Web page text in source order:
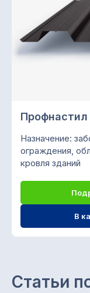
Назначение:
ограждения,
кровля зданий
В
Статьи
Наш офис:
г. Казань, ул.
офис 203
Подписывайтесь на
О компании
Мы предлагаем
материалы из
сайдинг,
штакетник,
колпаки,
Доставка своим
форма оплаты.
ИНН 1657197605 /
ОГРН